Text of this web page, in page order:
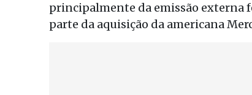
principalmente da emissão externa
parte da aquisição da americana